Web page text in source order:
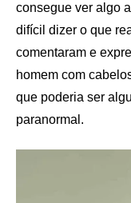
consegue ver algo
difícil dizer o que
comentaram e
homem com
que poderia ser
paranormal.